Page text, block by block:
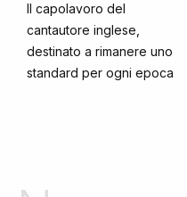
Il capolavoro del
cantautore inglese,
destinato a rimanere uno
standard per ogni epoca